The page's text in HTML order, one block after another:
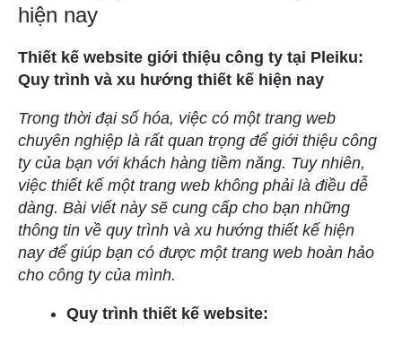
hiện nay
Thiết kế website giới thiệu công ty tại Pleiku:
Quy trình và xu hướng thiết kế hiện nay
Trong thời đại số hóa, việc có một trang web
chuyên nghiệp là rất quan trọng để giới thiệu công
ty của bạn với khách hàng tiềm năng. Tuy nhiên,
việc thiết kế một trang web không phải là điều dễ
dàng. Bài viết này sẽ cung cấp cho bạn những
thông tin về quy trình và xu hướng thiết kế hiện
nay để giúp bạn có được một trang web hoàn hảo
cho công ty của mình.
Quy trình thiết kế website: